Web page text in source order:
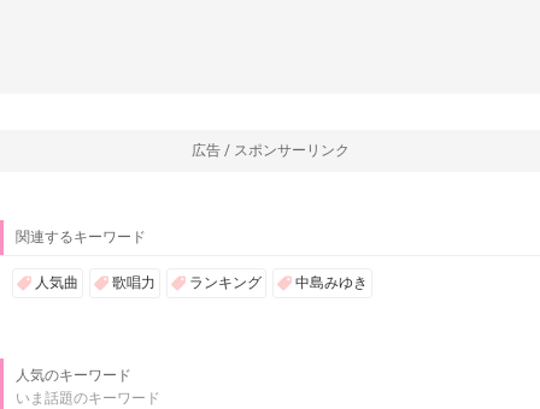
広告 / スポンサーリンク
関連するキーワード
人気曲 歌唱力 ランキング 中島みゆき
人気のキーワード
いま話題のキーワード